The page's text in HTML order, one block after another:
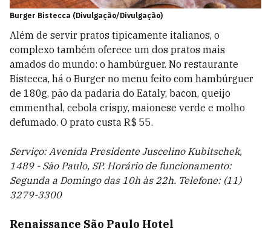
Burger Bistecca (Divulgação/Divulgação)
Além de servir pratos tipicamente italianos, o
complexo também oferece um dos pratos mais
amados do mundo: o hambúrguer. No restaurante
Bistecca, há o Burger no menu feito com hambúrguer
de 180g, pão da padaria do Eataly, bacon, queijo
emmenthal, cebola crispy, maionese verde e molho
defumado. O prato custa R$ 55.
Serviço: Avenida Presidente Juscelino Kubitschek,
1489 - São Paulo, SP. Horário de funcionamento:
Segunda a Domingo das 10h às 22h. Telefone: (11)
3279-3300
Renaissance São Paulo Hotel